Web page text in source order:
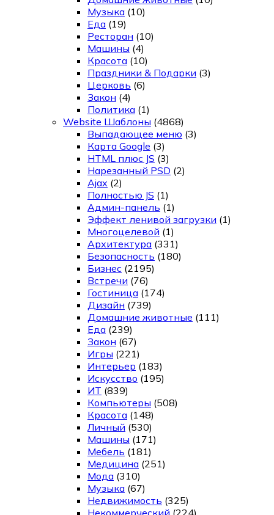
Музыка (10)
Еда (19)
Ресторан (10)
Машины (4)
Красота (10)
Праздники & Подарки (3)
Церковь (6)
Закон (4)
Политика (1)
Website Шаблоны (4868)
Выпадающее меню (3)
Карта Google (3)
HTML плюс JS (3)
Нарезанный PSD (2)
Ajax (2)
Полностью JS (1)
Админ-панель (1)
Эффект ленивой загрузки (1)
Многоцелевой (1)
Архитектура (331)
Безопасность (180)
Бизнес (2195)
Встречи (76)
Гостиница (174)
Дизайн (739)
Домашние животные (111)
Еда (239)
Закон (67)
Игры (221)
Интерьер (183)
Искусство (195)
ИТ (839)
Компьютеры (508)
Красота (148)
Личный (530)
Машины (171)
Мебель (181)
Медицина (251)
Мода (310)
Музыка (67)
Недвижимость (325)
Некоммерческий (224)